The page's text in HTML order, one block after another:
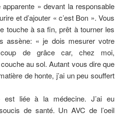
» devant la responsable
et d’ajouter « c’est Bon ». Vous
touche à sa fin, prêt à tourner les
assène: « je dois mesurer votre
de grâce car, chez moi,
couche au sol. Autant vous dire que
de honte, j’ai un peu souffert
est liée à la médecine. J’ai eu
de santé. Un AVC de l’oeil